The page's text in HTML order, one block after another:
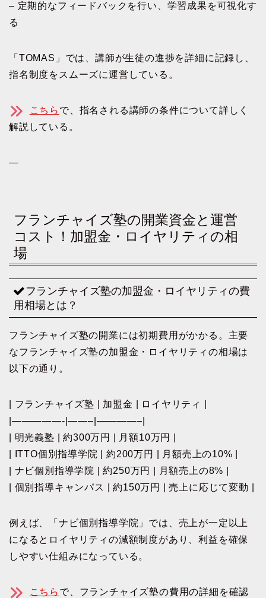
– 定期的なフィードバックを行い、学習成果を可視化す
る
「TOMAS」では、講師が生徒の進捗を詳細に記録し、
指名制度をスムーズに運営している。
こちら で、指名される講師の条件について詳しく
解説している。
—
フランチャイズ塾の開業資金と運営
コスト！加盟金・ロイヤリティの相
場
フランチャイズ塾の加盟金・ロイヤリティの費
用相場とは？
フランチャイズ塾の開業には初期費用がかかる。主要
なフランチャイズ塾の加盟金・ロイヤリティの相場は
以下の通り。
| フランチャイズ塾 | 加盟金 | ロイヤリティ |
|—————-|——–|————–|
| 明光義塾 | 約300万円 | 月額10万円 |
| ITTO個別指導学院 | 約200万円 | 月額売上の10% |
| ナビ個別指導学院 | 約250万円 | 月額売上の8% |
| 個別指導キャンパス | 約150万円 | 売上に応じて変動 |
例えば、「ナビ個別指導学院」では、売上が一定以上
になるとロイヤリティの減額制度があり、利益を確保
しやすい仕組みになっている。
こちら で、フランチャイズ塾の費用の詳細を確認